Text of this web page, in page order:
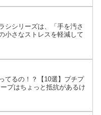
シシリーズは、「手を汚さ
小さなストレスを軽減して
てるの！？【10選】プチプ
プはちょっと抵抗があるけ